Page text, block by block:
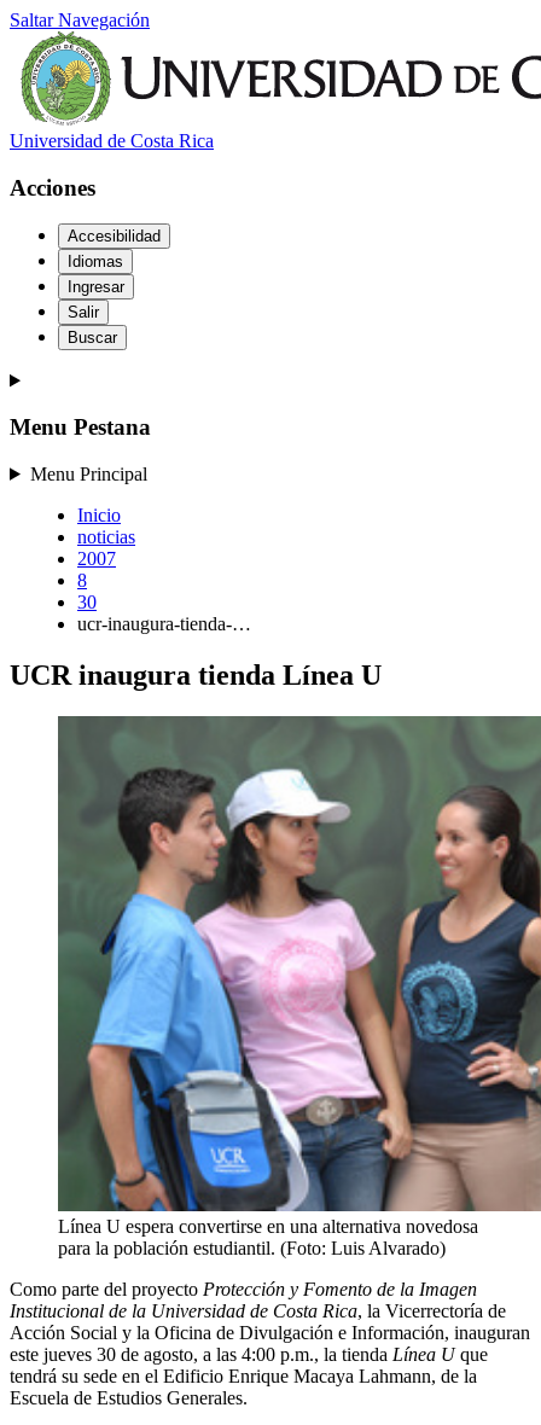
Saltar Navegación
Universidad de Costa Rica
Acciones
Accesibilidad
Idiomas
Ingresar
Salir
Buscar
Menu Pestana
Menu Principal
Inicio
noticias
2007
8
30
ucr-inaugura-tienda-…
UCR inaugura tienda Línea U
Línea U espera convertirse en una alternativa novedosa
para la población estudiantil. (Foto: Luis Alvarado)
Como parte del proyecto Protección y Fomento de la Imagen
Institucional de la Universidad de Costa Rica, la Vicerrectoría de
Acción Social y la Oficina de Divulgación e Información, inauguran
este jueves 30 de agosto, a las 4:00 p.m., la tienda Línea Uque
tendrá su sede en el Edificio Enrique Macaya Lahmann, de la
Escuela de Estudios Generales.